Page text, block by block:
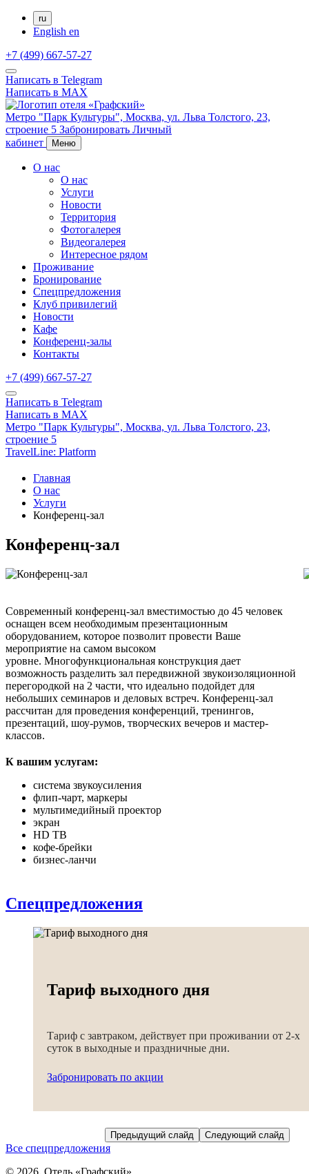
ru
English en
+7 (499) 667-57-27
Написать в Telegram
Написать в MAX
Метро "Парк Культуры", Москва, ул. Льва Толстого, 23,
строение 5 Забронировать Личный
кабинет
Меню
О нас
О нас
Услуги
Новости
Территория
Фотогалерея
Видеогалерея
Интересное рядом
Проживание
Бронирование
Спецпредложения
Клуб привилегий
Новости
Кафе
Конференц-залы
Контакты
+7 (499) 667-57-27
Написать в Telegram
Написать в MAX
Метро "Парк Культуры", Москва, ул. Льва Толстого, 23,
строение 5
TravelLine: Platform
Главная
О нас
Услуги
Конференц-зал
Конференц-зал
Современный конференц-зал вместимостью до 45 человек
оснащен всем необходимым презентационным
оборудованием, которое позволит провести Ваше
мероприятие на самом высоком
уровне. Многофункциональная конструкция дает
возможность разделить зал передвижной звукоизоляционной
перегородкой на 2 части, что идеально подойдет для
небольших семинаров и деловых встреч. Конференц-зал
рассчитан для проведения конференций, тренингов,
презентаций, шоу-румов, творческих вечеров и мастер-
классов.
К вашим услугам:
система звукоусиления
флип-чарт, маркеры
мультимедийный проектор
экран
HD ТВ
кофе-брейки
бизнес-ланчи
Спецпредложения
Тариф выходного дня
Тариф с завтраком, действует при проживании от 2-х
суток в выходные и праздничные дни.
Забронировать по акции
Предыдущий слайд Следующий слайд
Все спецпредложения
© 2026. Отель «Графский»